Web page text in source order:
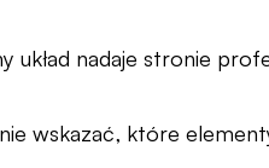
nadaje stronie
wskazać, które